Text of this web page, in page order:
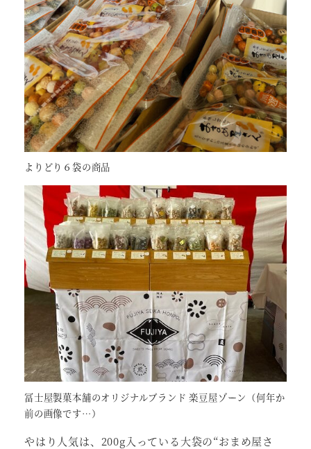
よりどり６袋の商品
冨士屋製菓本舗のオリジナルブランド 楽豆屋ゾーン（何年か
前の画像です…）
やはり人気は、200g入っている大袋の“おまめ屋さ